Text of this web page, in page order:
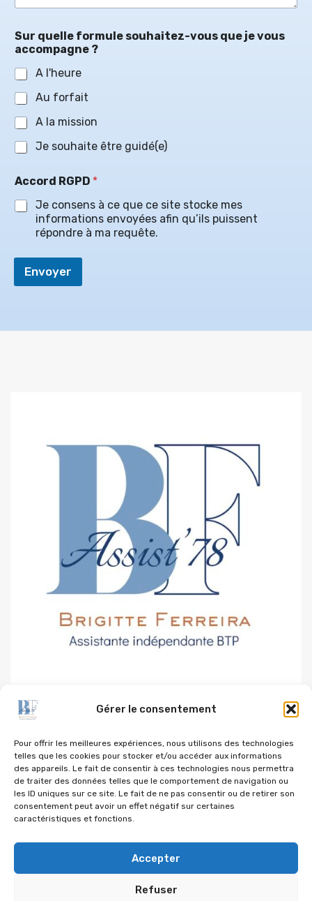
Gérer le consentement
Pour offrir les meilleures expériences, nous utilisons des technologies
telles que les cookies pour stocker et/ou accéder aux informations
des appareils. Le fait de consentir à ces technologies nous permettra
de traiter des données telles que le comportement de navigation ou
les ID uniques sur ce site. Le fait de ne pas consentir ou de retirer son
consentement peut avoir un effet négatif sur certaines
caractéristiques et fonctions.
Accepter
Refuser
Sur quelle formule souhaitez-vous que je vous
accompagne ?
A l'heure
Au forfait
A la mission
Je souhaite être guidé(e)
Accord RGPD *
Je consens à ce que ce site stocke mes
informations envoyées afin qu’ils puissent
répondre à ma requête.
Envoyer
6, ter route de Jumeauville
78770 Goupillères
06 12 36 11 18
brigitte@bfassist78.fr
Informations